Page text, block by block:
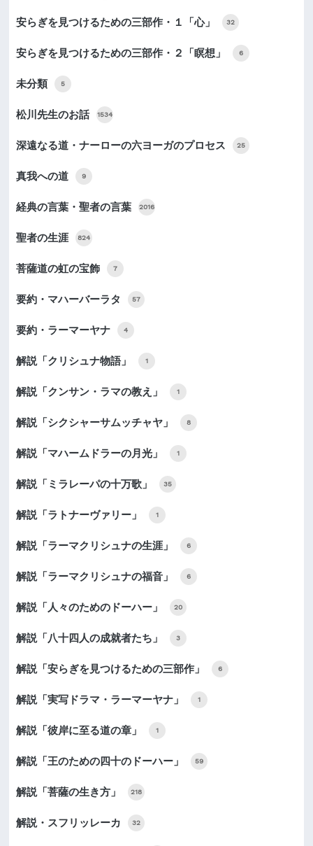
安らぎを見つけるための三部作・１「心」 32
安らぎを見つけるための三部作・２「瞑想」 6
未分類 5
松川先生のお話 1534
深遠なる道・ナーローの六ヨーガのプロセス 25
真我への道 9
経典の言葉・聖者の言葉 2016
聖者の生涯 824
菩薩道の虹の宝飾 7
要約・マハーバーラタ 57
要約・ラーマーヤナ 4
解説「クリシュナ物語」 1
解説「クンサン・ラマの教え」 1
解説「シクシャーサムッチャヤ」 8
解説「マハームドラーの月光」 1
解説「ミラレーパの十万歌」 35
解説「ラトナーヴァリー」 1
解説「ラーマクリシュナの生涯」 6
解説「ラーマクリシュナの福音」 6
解説「人々のためのドーハー」 20
解説「八十四人の成就者たち」 3
解説「安らぎを見つけるための三部作」 6
解説「実写ドラマ・ラーマーヤナ」 1
解説「彼岸に至る道の章」 1
解説「王のための四十のドーハー」 59
解説「菩薩の生き方」 218
解説・スフリッレーカ 32